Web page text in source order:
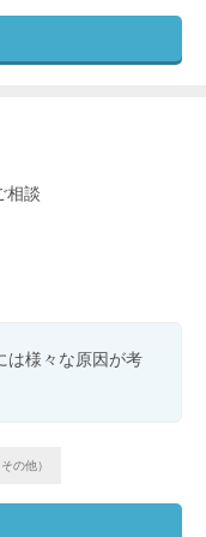
相談
は様々な原因が考
の他）